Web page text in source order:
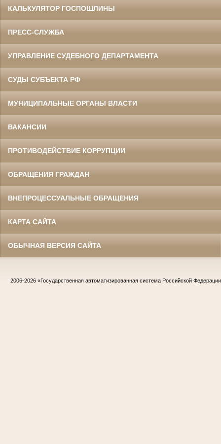
КАЛЬКУЛЯТОР ГОСПОШЛИНЫ
ПРЕСС-СЛУЖБА
УПРАВЛЕНИЕ СУДЕБНОГО ДЕПАРТАМЕНТА
СУДЫ СУБЪЕКТА РФ
МУНИЦИПАЛЬНЫЕ ОРГАНЫ ВЛАСТИ
ВАКАНСИИ
ПРОТИВОДЕЙСТВИЕ КОРРУПЦИИ
ОБРАЩЕНИЯ ГРАЖДАН
ВНЕПРОЦЕССУАЛЬНЫЕ ОБРАЩЕНИЯ
КАРТА САЙТА
ОБЫЧНАЯ ВЕРСИЯ САЙТА
2006-2026 «Государственная автоматизированная система Российской